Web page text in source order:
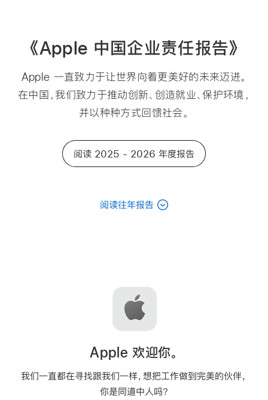
《Apple 中国企业责任报告》
Apple 一直致力于让世界向着更美好的未来迈进。
在中国，我们致力于推动创新、创造就业、保护环境，
并以种种方式回馈社会。
阅读 2025 - 2026 年度报告
阅读往年报告
Apple 欢迎你。
我们一直都在寻找跟我们一样，想把工作做到完美的伙伴，
你是同道中人吗？